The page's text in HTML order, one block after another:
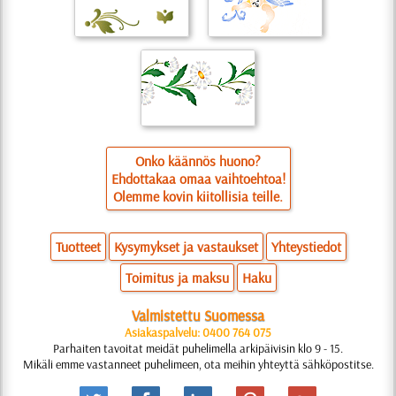
Onko käännös huono?
Ehdottakaa omaa vaihtoehtoa!
Olemme kovin kiitollisia teille.
Tuotteet Kysymykset ja vastaukset
Yhteystiedot
Toimitus ja maksu
Haku
Valmistettu Suomessa
Asiakaspalvelu: 0400 764 075
Parhaiten tavoitat meidät puhelimella arkipäivisin klo 9 - 15.
Mikäli emme vastanneet puhelimeen, ota meihin yhteyttä sähköpostitse.